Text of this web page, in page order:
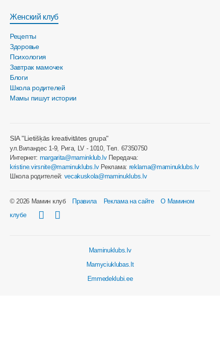
Женский клуб
Рецепты
Здоровье
Психология
Завтрак мамочек
Блоги
Школа родителей
Мамы пишут истории
SIA "Lietišķās kreativitātes grupa"
ул.Виландес 1-9, Рига, LV - 1010, Tел. 67350750
Интернет: margarita@maminklub.lvПередача:
kristine.virsnite@maminuklubs.lvРеклама: reklama@maminuklubs.lv
Школа родителей: vecakuskola@maminuklubs.lv
© 2026 Мамин клуб Правила Реклама на сайте
О Мамином
клубе
Maminuklubs.lv
Mamyciuklubas.lt
Emmedeklubi.ee